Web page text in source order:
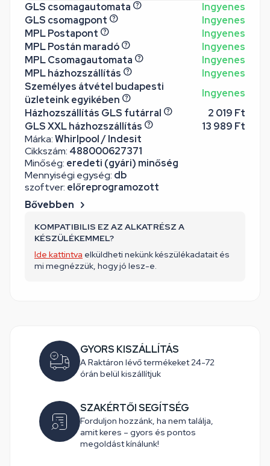
Márka:Whirlpool / Indesit
Cikkszám: 488000627371
Minőség: eredeti (gyári) minőség
Mennyiségi egység: db
GLS csomagautomata
Ingyenes
GLS csomagpont
Ingyenes
MPL Postapont
Ingyenes
MPL Postán maradó
Ingyenes
MPL Csomagautomata
Ingyenes
MPL házhozszállítás
Ingyenes
Személyes átvétel budapesti
üzleteink egyikében
Ingyenes
Házhozszállítás GLS futárral
2 019 Ft
GLS XXL házhozszállítás
13 989 Ft
szoftver: előreprogramozott
Bővebben
KOMPATIBILIS EZ AZ ALKATRÉSZ A
KÉSZÜLÉKEMMEL?
Ide kattintva elküldheti nekünk készülékadatait és
mi megnézzük, hogy jó lesz-e.
GYORS KISZÁLLÍTÁS
A Raktáron lévő termékeket 24-72
órán belül kiszállítjuk
SZAKÉRTŐI SEGÍTSÉG
Forduljon hozzánk, ha nem találja,
amit keres – gyors és pontos
megoldást kínálunk!